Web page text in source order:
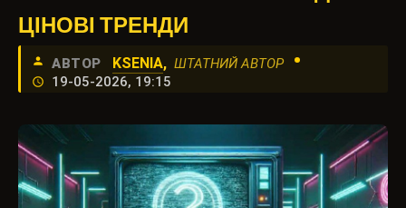
ЦІНОВІ ТРЕНДИ
АВТОР KSENIA, ШТАТНИЙ АВТОР •
19-05-2026, 19:15